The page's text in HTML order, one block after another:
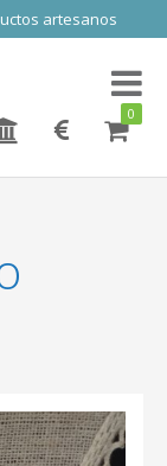
artesanos
Toggle
0